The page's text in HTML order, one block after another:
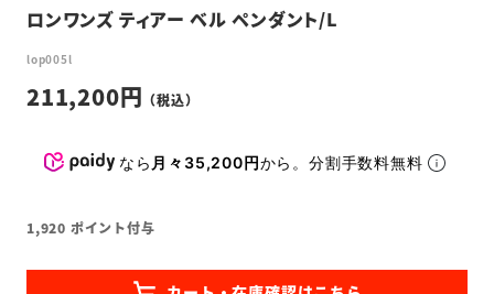
ロンワンズ ティアー ベル ペンダント/L
lop005l
211,200
なら 月々35,200円から。分割手数料無料
1,920 ポイント付与